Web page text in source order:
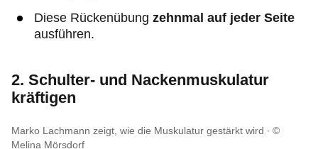
Diese Rückenübung zehnmal auf jeder Seite
ausführen.
2. Schulter- und Nackenmuskulatur
kräftigen
Marko Lachmann zeigt, wie die Muskulatur gestärkt wird
©
Melina Mörsdorf